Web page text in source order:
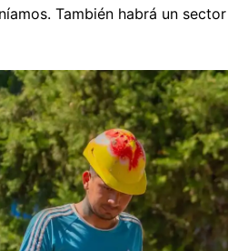
También habrá un